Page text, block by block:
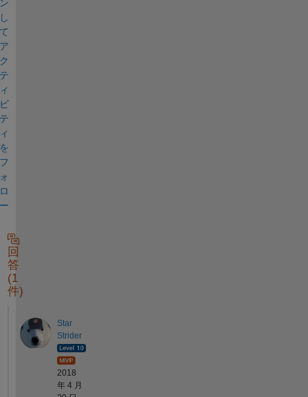
回
答
(1
件)
Star
Strider
2018
年 4 月